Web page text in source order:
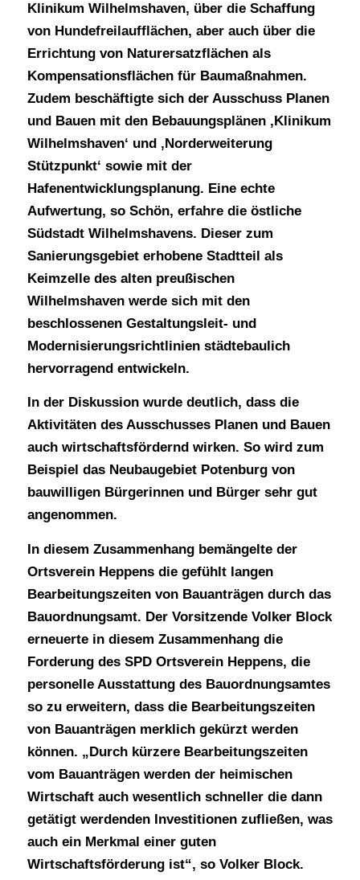
Klinikum Wilhelmshaven, über die Schaffung
von Hundefreilaufflächen, aber auch über die
Errichtung von Naturersatzflächen als
Kompensationsflächen für Baumaßnahmen.
Zudem beschäftigte sich der Ausschuss Planen
und Bauen mit den Bebauungsplänen ‚Klinikum
Wilhelmshaven‘ und ‚Norderweiterung
Stützpunkt‘ sowie mit der
Hafenentwicklungsplanung. Eine echte
Aufwertung, so Schön, erfahre die östliche
Südstadt Wilhelmshavens. Dieser zum
Sanierungsgebiet erhobene Stadtteil als
Keimzelle des alten preußischen
Wilhelmshaven werde sich mit den
beschlossenen Gestaltungsleit- und
Modernisierungsrichtlinien städtebaulich
hervorragend entwickeln.
In der Diskussion wurde deutlich, dass die
Aktivitäten des Ausschusses Planen und Bauen
auch wirtschaftsfördernd wirken. So wird zum
Beispiel das Neubaugebiet Potenburg von
bauwilligen Bürgerinnen und Bürger sehr gut
angenommen.
In diesem Zusammenhang bemängelte der
Ortsverein Heppens die gefühlt langen
Bearbeitungszeiten von Bauanträgen durch das
Bauordnungsamt. Der Vorsitzende Volker Block
erneuerte in diesem Zusammenhang die
Forderung des SPD Ortsverein Heppens, die
personelle Ausstattung des Bauordnungsamtes
so zu erweitern, dass die Bearbeitungszeiten
von Bauanträgen merklich gekürzt werden
können. „Durch kürzere Bearbeitungszeiten
vom Bauanträgen werden der heimischen
Wirtschaft auch wesentlich schneller die dann
getätigt werdenden Investitionen zufließen, was
auch ein Merkmal einer guten
Wirtschaftsförderung ist“, so Volker Block.